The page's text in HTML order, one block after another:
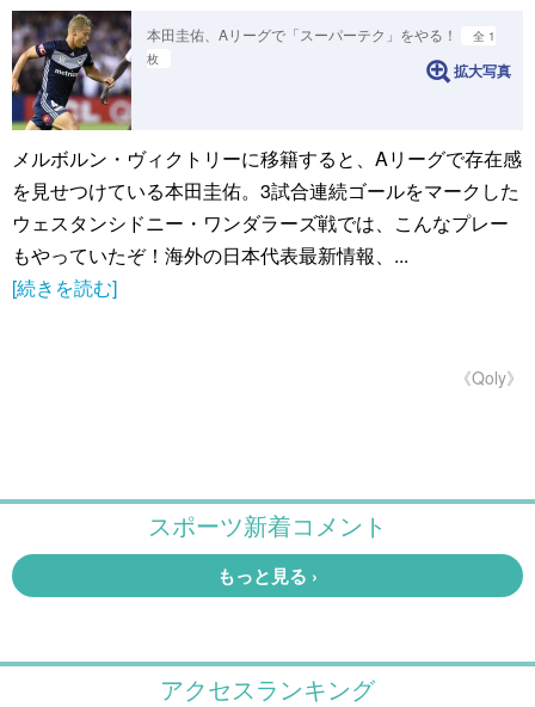
本田圭佑、Aリーグで「スーパーテク」をやる！
全 1
枚
拡大写真
メルボルン・ヴィクトリーに移籍すると、Aリーグで存在感
を見せつけている本田圭佑。3試合連続ゴールをマークした
ウェスタンシドニー・ワンダラーズ戦では、こんなプレー
もやっていたぞ！海外の日本代表最新情報、...
[続きを読む]
《Qoly》
アクセスランキング